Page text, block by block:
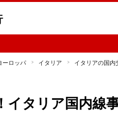
ーロッパ イタリア イタリアの国内
イタリア国内線